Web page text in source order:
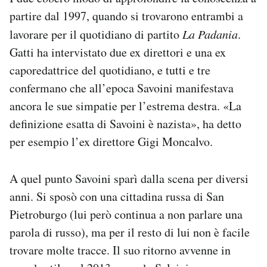
partire dal 1997, quando si trovarono entrambi a
lavorare per il quotidiano di partitoLa Padania.
Gatti ha intervistato due ex direttori e una ex
caporedattrice del quotidiano, e tutti e tre
confermano che all’epoca Savoini manifestava
ancora le sue simpatie per l’estrema destra. «La
definizione esatta di Savoini è nazista», ha detto
per esempio l’ex direttore Gigi Moncalvo.
A quel punto Savoini sparì dalla scena per diversi
anni. Si sposò con una cittadina russa di San
Pietroburgo (lui però continua a non parlare una
parola di russo), ma per il resto di lui non è facile
trovare molte tracce. Il suo ritorno avvenne in